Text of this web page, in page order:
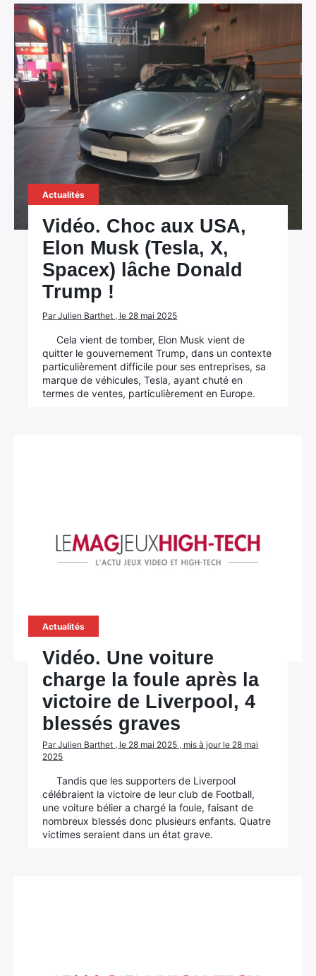
Actualités
Vidéo. Choc aux USA,
Elon Musk (Tesla, X,
Spacex) lâche Donald
Trump !
Par Julien Barthet , le 28 mai 2025
Cela vient de tomber, Elon Musk vient de
quitter le gouvernement Trump, dans un contexte
particulièrement difficile pour ses entreprises, sa
marque de véhicules, Tesla, ayant chuté en
termes de ventes, particulièrement en Europe.
Actualités
Vidéo. Une voiture
charge la foule après la
victoire de Liverpool, 4
blessés graves
Par Julien Barthet , le 28 mai 2025 , mis à jour le 28 mai
2025
Tandis que les supporters de Liverpool
célébraient la victoire de leur club de Football,
une voiture bélier a chargé la foule, faisant de
nombreux blessés donc plusieurs enfants. Quatre
victimes seraient dans un état grave.